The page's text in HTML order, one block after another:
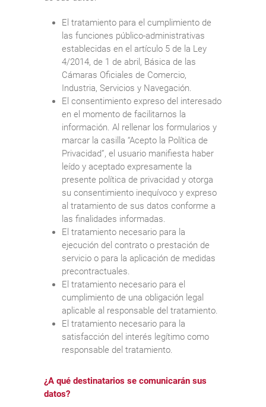
El tratamiento para el cumplimiento de
las funciones público-administrativas
establecidas en el artículo 5 de la Ley
4/2014, de 1 de abril, Básica de las
Cámaras Oficiales de Comercio,
Industria, Servicios y Navegación.
El consentimiento expreso del interesado
en el momento de facilitarnos la
información. Al rellenar los formularios y
marcar la casilla “Acepto la Política de
Privacidad”, el usuario manifiesta haber
leído y aceptado expresamente la
presente política de privacidad y otorga
su consentimiento inequívoco y expreso
al tratamiento de sus datos conforme a
las finalidades informadas.
El tratamiento necesario para la
ejecución del contrato o prestación de
servicio o para la aplicación de medidas
precontractuales.
El tratamiento necesario para el
cumplimiento de una obligación legal
aplicable al responsable del tratamiento.
El tratamiento necesario para la
satisfacción del interés legítimo como
responsable del tratamiento.
¿A qué destinatarios se comunicarán sus
datos?